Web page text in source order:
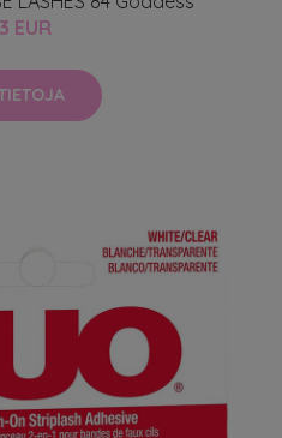
EUR